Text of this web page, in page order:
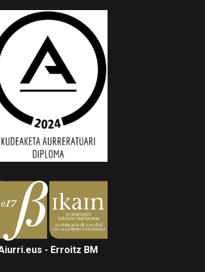
- Erroitz BM